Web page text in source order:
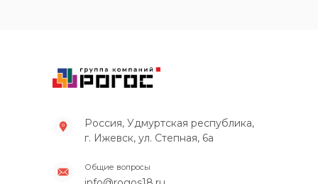
Россия, Удмуртская республика,
г. Ижевск, ул. Степная, 6а
Общие вопросы